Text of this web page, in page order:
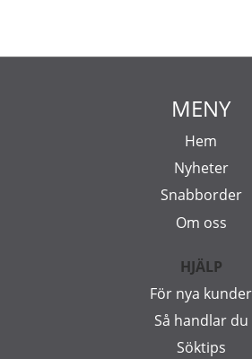
MENY
Hem
Nyheter
Snabborder
Om oss
HJÄLP
För nya kunder
Så handlar du
Söktips